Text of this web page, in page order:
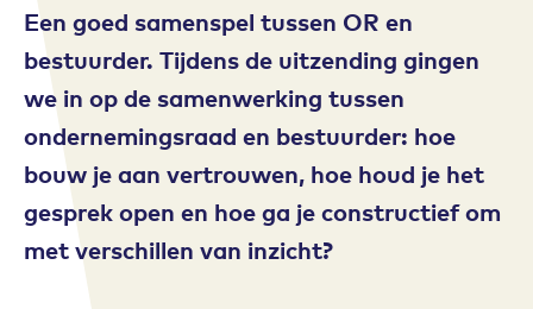
Een goed samenspel tussen OR en
bestuurder. Tijdens de uitzending gingen
we in op de samenwerking tussen
ondernemingsraad en bestuurder: hoe
bouw je aan vertrouwen, hoe houd je het
gesprek open en hoe ga je constructief om
met verschillen van inzicht?